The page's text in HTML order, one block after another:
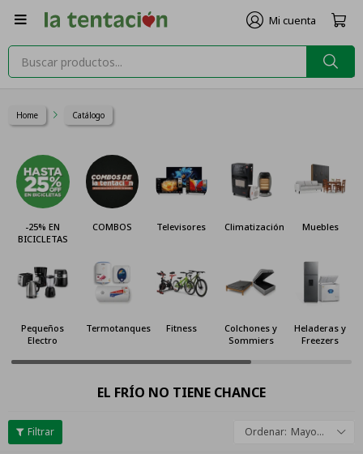

Home Catálogo
-25% EN
BICICLETAS
COMBOS Televisores Climatización Muebles
Pequeños
Electro
Termotanques Fitness
Colchones y
Sommiers
Heladeras y
Freezers
EL FRÍO NO TIENE CHANCE
Mayor descuento